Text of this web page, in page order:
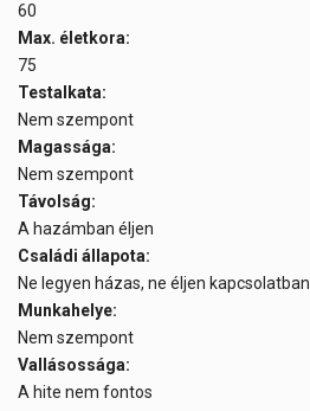
60
Max. életkora:
75
Testalkata:
Nem szempont
Magassága:
Nem szempont
Távolság:
A hazámban éljen
Családi állapota:
Ne legyen házas, ne éljen kapcsolatban
Munkahelye:
Nem szempont
Vallásossága:
A hite nem fontos